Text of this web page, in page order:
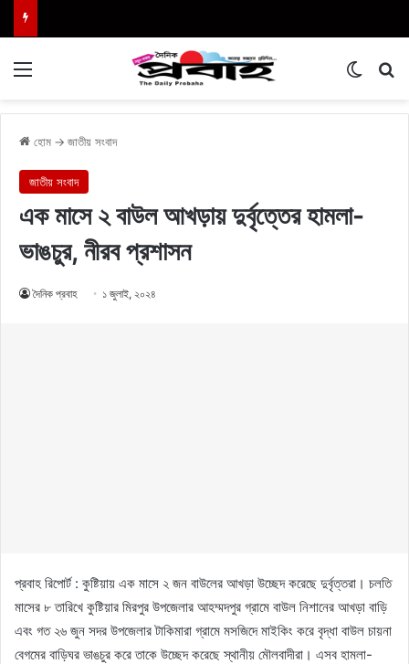
হোম → জাতীয় সংবাদ
জাতীয় সংবাদ
এক মাসে ২ বাউল আখড়ায় দুর্বৃত্তের হামলা-
ভাঙচুর, নীরব প্রশাসন
দৈনিক প্রবাহ ১ জুলাই, ২০২৪
প্রবাহ রিপোর্ট : কুষ্টিয়ায় এক মাসে ২ জন বাউলের আখড়া উচ্ছেদ করেছে দুর্বৃত্তরা। চলতি
মাসের ৮ তারিখে কুষ্টিয়ার মিরপুর উপজেলার আহম্মদপুর গ্রামে বাউল নিশানের আখড়া বাড়ি
এবং গত ২৬ জুন সদর উপজেলার টাকিমারা গ্রামে মসজিদে মাইকিং করে বৃদ্ধা বাউল চায়না
বেগমের বাড়িঘর ভাঙচুর করে তাকে উচ্ছেদ করেছে স্থানীয় মৌলবাদীরা। এসব হামলা-